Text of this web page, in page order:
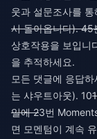
웃과 설문조사를 통
시 돌아옵니다). 45
상호작용을 보입니
을 추적하세요.
모든 댓글에 응답
는 샤우트아웃). 10
일에 23번
면 모멘텀이 계속